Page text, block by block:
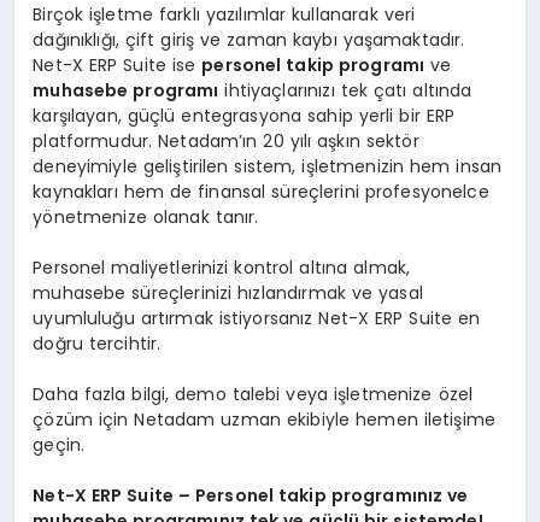
Birçok işletme farklı yazılımlar kullanarak veri
dağınıklığı, çift giriş ve zaman kaybı yaşamaktadır.
Net-X ERP Suite ise personel takip programı ve
muhasebe programı ihtiyaçlarınızı tek çatı altında
karşılayan, güçlü entegrasyona sahip yerli bir ERP
platformudur. Netadam’ın 20 yılı aşkın sektör
deneyimiyle geliştirilen sistem, işletmenizin hem insan
kaynakları hem de finansal süreçlerini profesyonelce
yönetmenize olanak tanır.
Personel maliyetlerinizi kontrol altına almak,
muhasebe süreçlerinizi hızlandırmak ve yasal
uyumluluğu artırmak istiyorsanız Net-X ERP Suite en
doğru tercihtir.
Daha fazla bilgi, demo talebi veya işletmenize özel
çözüm için Netadam uzman ekibiyle hemen iletişime
geçin.
Net-X ERP Suite – Personel takip programınız ve